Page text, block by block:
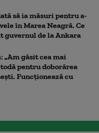
să ia măsuri pentru a-
în Marea Neagră. Ce
guvernul de la Ankara
„Am găsit cea mai
pentru doborârea
Funcționează cu